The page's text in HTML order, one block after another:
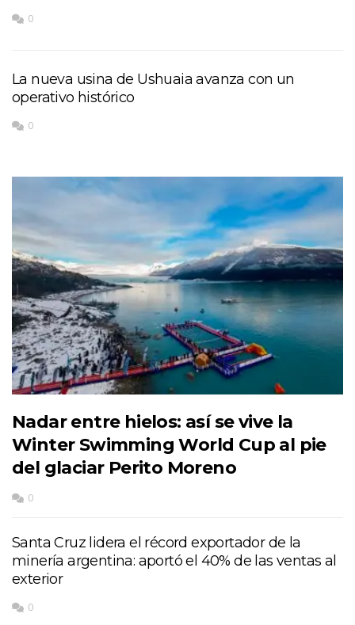
0
La nueva usina de Ushuaia avanza con un
operativo histórico
0
Nadar entre hielos: así se vive la
Winter Swimming World Cup al pie
del glaciar Perito Moreno
0
Santa Cruz lidera el récord exportador de la
minería argentina: aportó el 40% de las ventas al
exterior
0